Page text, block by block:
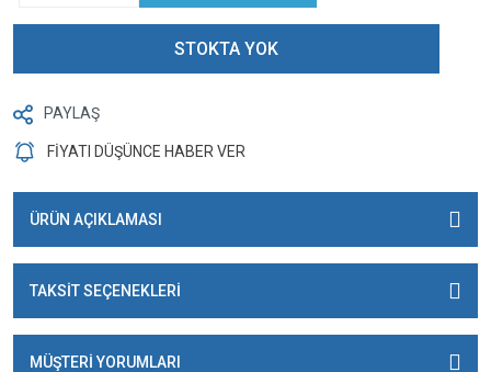
STOKTA YOK
PAYLAŞ
FİYATI DÜŞÜNCE HABER VER
ÜRÜN AÇIKLAMASI
TAKSİT SEÇENEKLERİ
MÜŞTERİ YORUMLARI